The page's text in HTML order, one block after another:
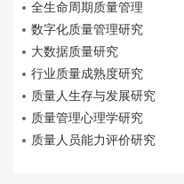
全生命周期质量管理
数字化质量管理研究
大数据质量研究
行业质量成熟度研究
质量人生存与发展研究
质量管理心理学研究
质量人员能力评价研究